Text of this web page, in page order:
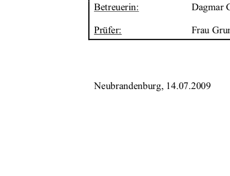
Betreuerin: Dagmar
Prüfer: Frau
Neubrandenburg, 14.07.2009